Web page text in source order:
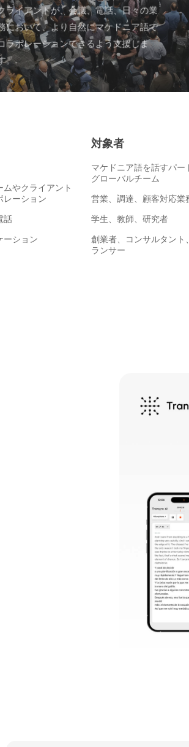
ライアントが、会議、電話、日々の業
において、より自然にマケドニア語で
ラボレーションできるよう支援しま
。.
やクライアント
レーション
話
ーション
対象者
マケドニア語を話すパー
グローバルチーム
営業、調達、顧客対応業
学生、教師、研究者
創業者、コンサルタント
ランサー